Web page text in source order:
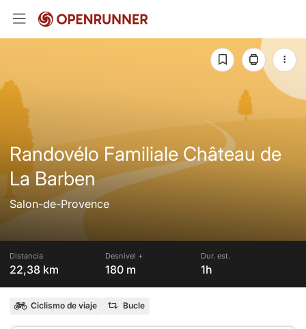
Randovélo Familiale Château de
La Barben
Salon-de-Provence
Distancia
22,38 km
Desnivel +
180 m
Dur. est.
1h
Ciclismo de viaje Bucle